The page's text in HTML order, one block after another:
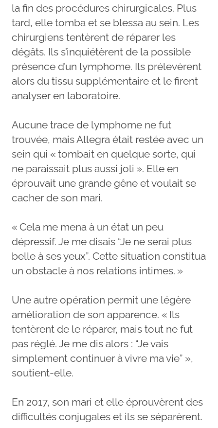
la fin des procédures chirurgicales. Plus
tard, elle tomba et se blessa au sein. Les
chirurgiens tentèrent de réparer les
dégâts. Ils s’inquiétèrent de la possible
présence d’un lymphome. Ils prélevèrent
alors du tissu supplémentaire et le firent
analyser en laboratoire.
Aucune trace de lymphome ne fut
trouvée, mais Allegra était restée avec un
sein qui « tombait en quelque sorte, qui
ne paraissait plus aussi joli ». Elle en
éprouvait une grande gêne et voulait se
cacher de son mari.
« Cela me mena à un état un peu
dépressif. Je me disais “Je ne serai plus
belle à ses yeux”. Cette situation constitua
un obstacle à nos relations intimes. »
Une autre opération permit une légère
amélioration de son apparence. « Ils
tentèrent de le réparer, mais tout ne fut
pas réglé. Je me dis alors : “Je vais
simplement continuer à vivre ma vie” »,
soutient-elle.
En 2017, son mari et elle éprouvèrent des
difficultés conjugales et ils se séparèrent.